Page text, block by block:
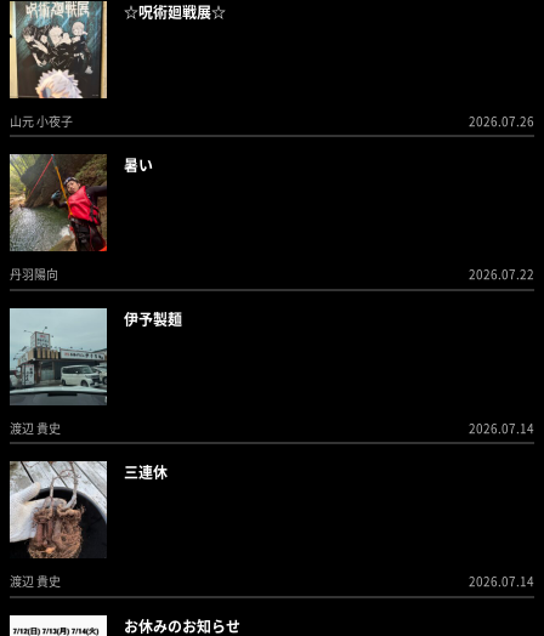
☆呪術廻戦展☆
山元 小夜子 2026.07.26
暑い
丹羽陽向 2026.07.22
伊予製麺
渡辺 貴史 2026.07.14
三連休
渡辺 貴史 2026.07.14
お休みのお知らせ